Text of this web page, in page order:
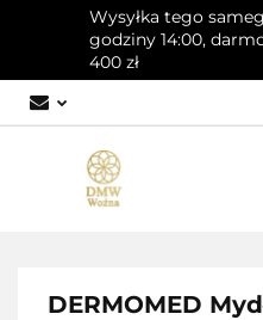
Wysyłka tego
godziny 14:00,
400 zł
DERMOMED